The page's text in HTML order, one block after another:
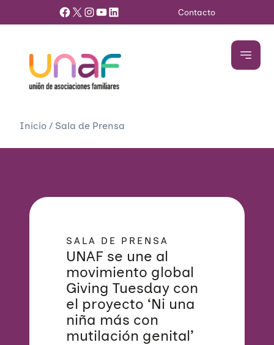
Facebook X InstagramYouTube LinkedIn Contacto
Inicio / Sala de Prensa
SALA DE PRENSA
UNAF se une al
movimiento global
Giving Tuesday con
el proyecto ‘Ni una
niña más con
mutilación genital’